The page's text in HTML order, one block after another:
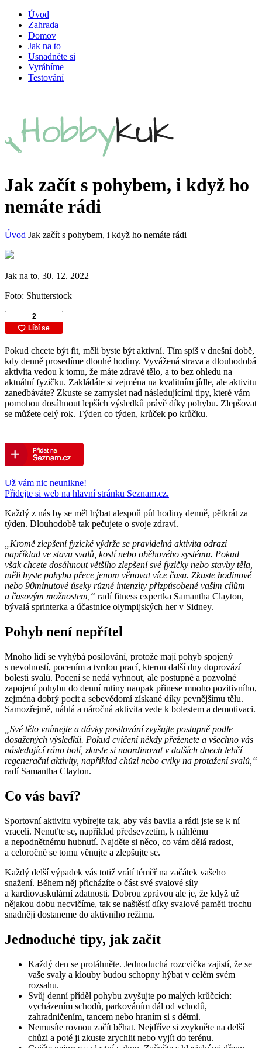
Úvod
Zahrada
Domov
Jak na to
Usnadněte si
Vyrábíme
Testování
Jak začít s pohybem, i když ho
nemáte rádi
Úvod Jak začít s pohybem, i když ho nemáte rádi
Jak na to, 30. 12. 2022
Foto: Shutterstock
Pokud chcete být fit, měli byste být aktivní. Tím spíš v dnešní době,
kdy denně prosedíme dlouhé hodiny. Vyvážená strava a dlouhodobá
aktivita vedou k tomu, že máte zdravé tělo, a to bez ohledu na
aktuální fyzičku. Zakládáte si zejména na kvalitním jídle, ale aktivitu
zanedbáváte? Zkuste se zamyslet nad následujícími tipy, které vám
pomohou dosáhnout lepších výsledků právě díky pohybu. Zlepšovat
se můžete celý rok. Týden co týden, krůček po krůčku.
Už vám nic neunikne!
Přidejte si web na hlavní stránku Seznam.cz.
Každý z nás by se měl hýbat alespoň půl hodiny denně, pětkrát za
týden. Dlouhodobě tak pečujete o svoje zdraví.
„Kromě zlepšení fyzické výdrže se pravidelná aktivita odrazí
například ve stavu svalů, kostí nebo oběhového systému. Pokud
však chcete dosáhnout většího zlepšení své fyzičky nebo stavby těla,
měli byste pohybu přece jenom věnovat více času. Zkuste hodinové
nebo 90minutové úseky různé intenzity přizpůsobené vašim cílům
a časovým možnostem,“ radí fitness expertka Samantha Clayton,
bývalá sprinterka a účastnice olympijských her v Sidney.
Pohyb není nepřítel
Mnoho lidí se vyhýbá posilování, protože mají pohyb spojený
s nevolností, pocením a tvrdou prací, kterou další dny doprovází
bolesti svalů. Pocení se nedá vyhnout, ale postupné a pozvolné
zapojení pohybu do denní rutiny naopak přinese mnoho pozitivního,
zejména dobrý pocit a sebevědomí získané díky pevnějšímu tělu.
Samozřejmě, náhlá a náročná aktivita vede k bolestem a demotivaci.
„Své tělo vnímejte a dávky posilování zvyšujte postupně podle
dosažených výsledků. Pokud cvičení někdy přeženete a všechno vás
následující ráno bolí, zkuste si naordinovat v dalších dnech lehčí
regenerační aktivity, například chůzi nebo cviky na protažení svalů,“
radí Samantha Clayton.
Co vás baví?
Sportovní aktivitu vybírejte tak, aby vás bavila a rádi jste se k ní
vraceli. Nenuťte se, například předsevzetím, k náhlému
a nepodnětnému hubnutí. Najděte si něco, co vám dělá radost,
a celoročně se tomu věnujte a zlepšujte se.
Každý delší výpadek vás totiž vrátí téměř na začátek vašeho
snažení. Během něj přicházíte o část své svalové síly
a kardiovaskulární zdatnosti. Dobrou zprávou ale je, že když už
nějakou dobu necvičíme, tak se naštěstí díky svalové paměti trochu
snadněji dostaneme do aktivního režimu.
Jednoduché tipy, jak začít
Každý den se protáhněte. Jednoduchá rozcvička zajistí, že se
vaše svaly a klouby budou schopny hýbat v celém svém
rozsahu.
Svůj denní příděl pohybu zvyšujte po malých krůčcích:
vycházením schodů, parkováním dál od vchodů,
zahradničením, tancem nebo hraním si s dětmi.
Nemusíte rovnou začít běhat. Nejdříve si zvykněte na delší
chůzi a poté ji zkuste zrychlit nebo vyjít do terénu.